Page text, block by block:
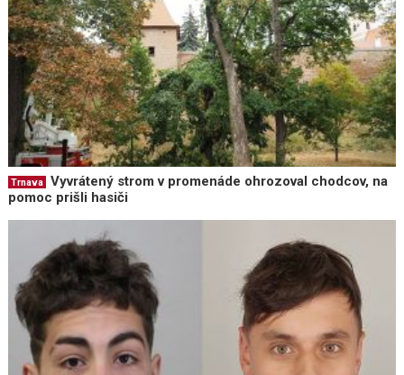
Trnava
Vyvrátený strom v promenáde ohrozoval chodcov, na
pomoc prišli hasiči